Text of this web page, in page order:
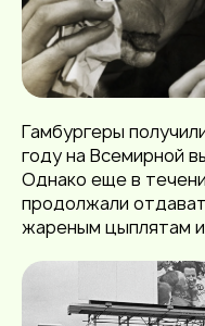
Гамбургеры
году на Всемирной
Однако еще в
продолжали
жареным цыплятам и